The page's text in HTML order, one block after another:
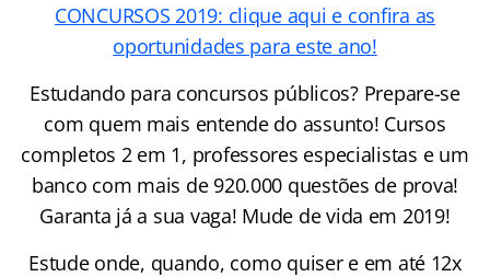
CONCURSOS 2019: clique aqui e confira as
oportunidades para este ano!
Estudando para concursos públicos? Prepare-se
com quem mais entende do assunto! Cursos
completos 2 em 1, professores especialistas e um
banco com mais de 920.000 questões de prova!
Garanta já a sua vaga! Mude de vida em 2019!
Estude onde, quando, como quiser e em até 12x